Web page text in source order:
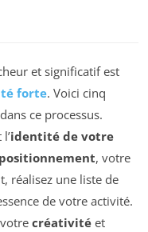
et significatif est
forte. Voici cinq
ce processus.
identité de votre
positionnement, votre
réalisez une liste de
de votre activité.
créativité et